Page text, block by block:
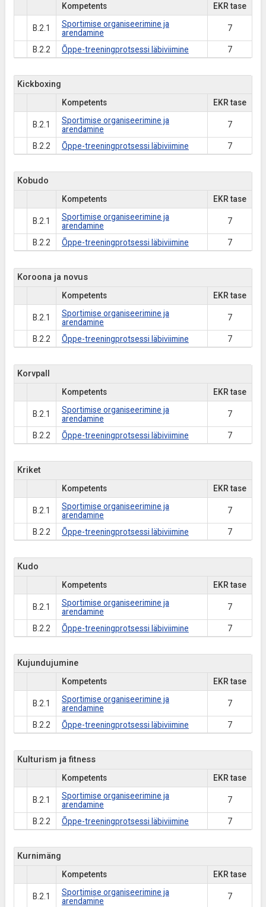
Kompetents EKR tase
B.2.1
Sportimise organiseerimine ja
arendamine
7
B.2.2 Õppe-treeningprotsessi läbiviimine 7
Kickboxing
Kompetents EKR tase
B.2.1
Sportimise organiseerimine ja
arendamine
7
B.2.2 Õppe-treeningprotsessi läbiviimine 7
Kobudo
Kompetents EKR tase
B.2.1
Sportimise organiseerimine ja
arendamine
7
B.2.2 Õppe-treeningprotsessi läbiviimine 7
Koroona ja novus
Kompetents EKR tase
B.2.1
Sportimise organiseerimine ja
arendamine
7
B.2.2 Õppe-treeningprotsessi läbiviimine 7
Korvpall
Kompetents EKR tase
B.2.1
Sportimise organiseerimine ja
arendamine
7
B.2.2 Õppe-treeningprotsessi läbiviimine 7
Kriket
Kompetents EKR tase
B.2.1
Sportimise organiseerimine ja
arendamine
7
B.2.2 Õppe-treeningprotsessi läbiviimine 7
Kudo
Kompetents EKR tase
B.2.1
Sportimise organiseerimine ja
arendamine
7
B.2.2 Õppe-treeningprotsessi läbiviimine 7
Kujundujumine
Kompetents EKR tase
B.2.1
Sportimise organiseerimine ja
arendamine
7
B.2.2 Õppe-treeningprotsessi läbiviimine 7
Kulturism ja fitness
Kompetents EKR tase
B.2.1
Sportimise organiseerimine ja
arendamine
7
B.2.2 Õppe-treeningprotsessi läbiviimine 7
Kurnimäng
Kompetents EKR tase
B.2.1
Sportimise organiseerimine ja
arendamine
7